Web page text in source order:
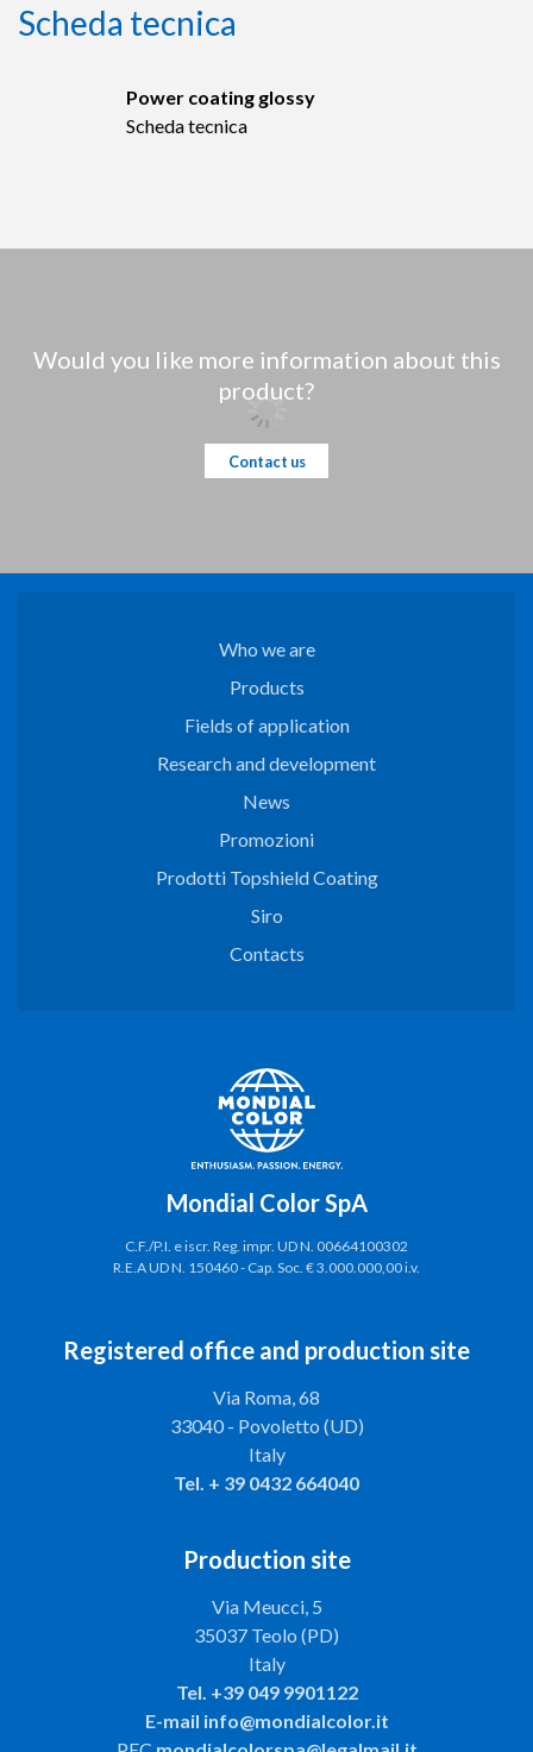
Scheda tecnica
Power coating glossy
Scheda tecnica
Would you like more information about this
product?
Contact us
Who we are
Products
Fields of application
Research and development
News
Promozioni
Prodotti Topshield Coating
Siro
Contacts
Mondial Color SpA
C.F./P.I. e iscr. Reg. impr. UD N. 00664100302
R.E.A UD N. 150460 - Cap. Soc. € 3.000.000,00 i.v.
Registered office and production site
Via Roma, 68
33040 - Povoletto (UD)
Italy
Tel. + 39 0432 664040
Production site
Via Meucci, 5
35037 Teolo (PD)
Italy
Tel. +39 049 9901122
E-mail info@mondialcolor.it